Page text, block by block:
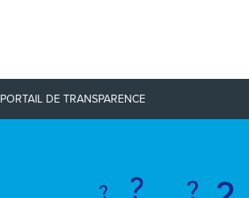
PORTAIL DE TRANSPARENCE